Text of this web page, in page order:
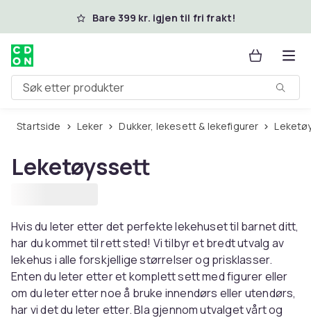
Hopp til hovedinnholdBare 399 kr. igjen til fri frakt!
Søk etter produkter
Startside Leker Dukker, lekesett & lekefigurer
Leketøyssett
Hvis du leter etter det perfekte lekehuset til barnet ditt,
har du kommet til rett sted! Vi tilbyr et bredt utvalg av
lekehus i alle forskjellige størrelser og prisklasser.
Enten du leter etter et komplett sett med figurer eller
om du leter etter noe å bruke innendørs eller utendørs,
har vi det du leter etter. Bla gjennom utvalget vårt og